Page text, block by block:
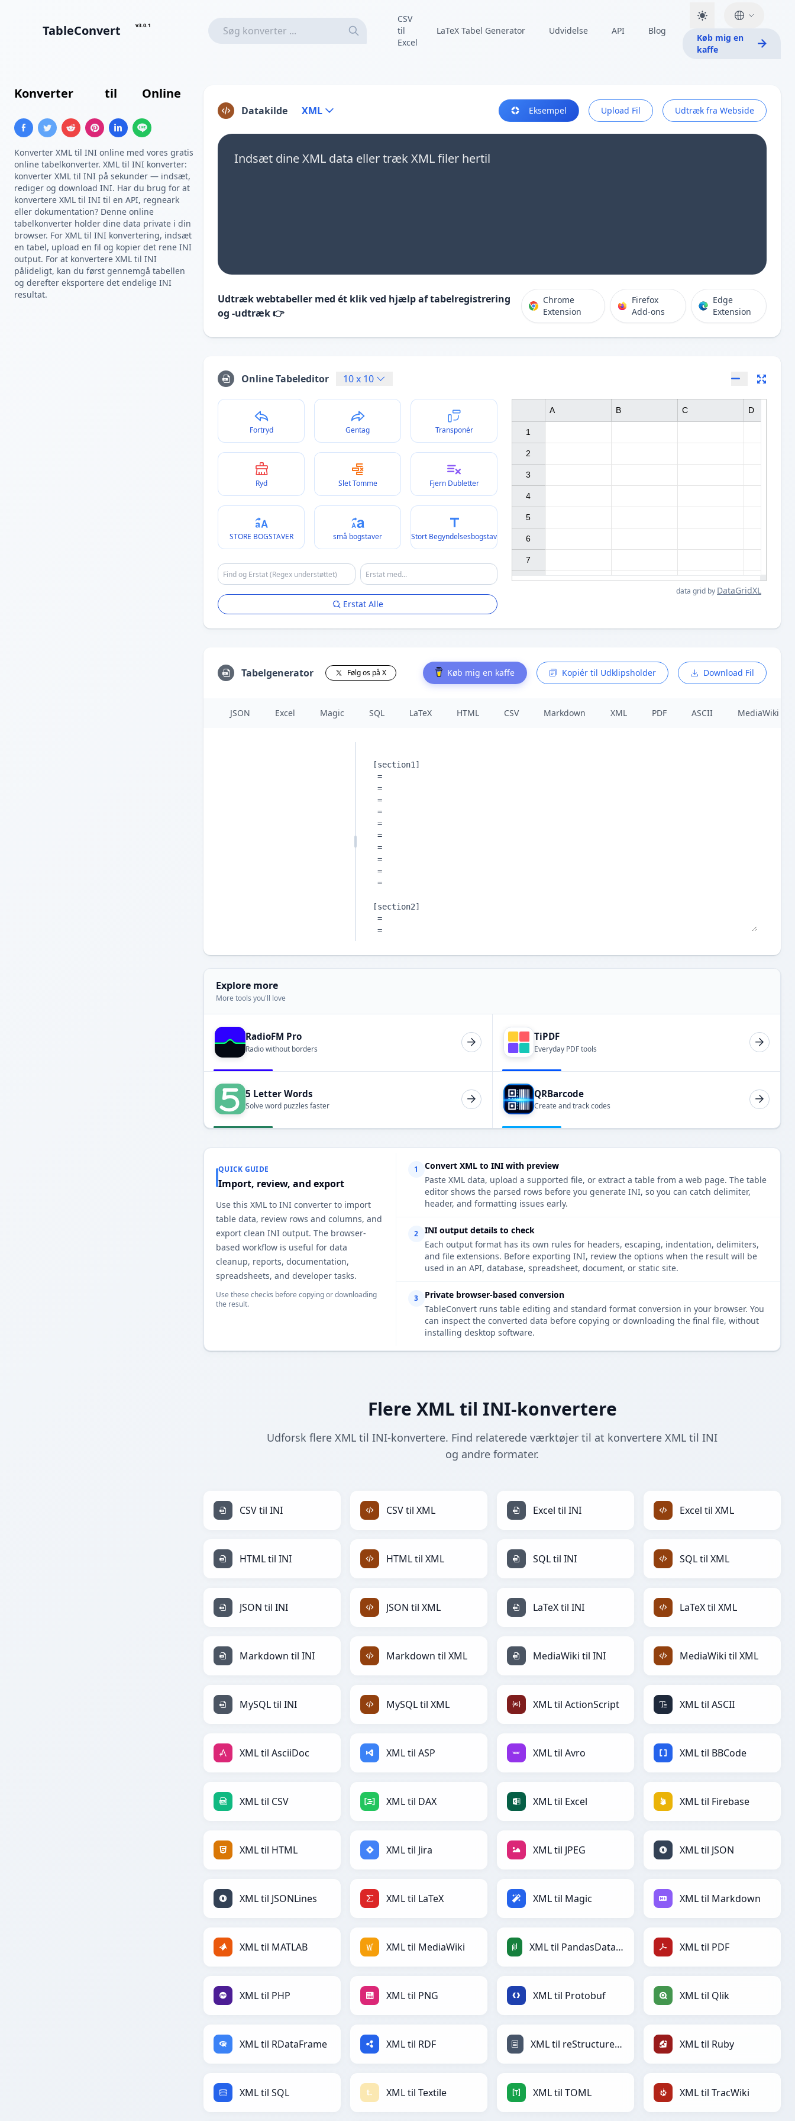
TableConvert v3.0.1
CSV
til
Excel
LaTeX Tabel Generator Udvidelse API Blog
Køb mig en
kaffe
Konverter til Online
Konverter XML til INI online med vores gratis
online tabelkonverter. XML til INI konverter:
konverter XML til INI på sekunder — indsæt,
rediger og download INI. Har du brug for at
konvertere XML til INI til en API, regneark
eller dokumentation? Denne online
tabelkonverter holder dine data private i din
browser. For XML til INI konvertering, indsæt
en tabel, upload en fil og kopier det rene INI
output. For at konvertere XML til INI
pålideligt, kan du først gennemgå tabellen
og derefter eksportere det endelige INI
resultat.
Datakilde XML Eksempel Upload Fil Udtræk fra Webside
Indsæt dine XML data eller træk XML filer hertil
Udtræk webtabeller med ét klik ved hjælp af tabelregistrering
og -udtræk 👉
Chrome
Extension
Firefox
Add-ons
Edge
Extension
Online Tabeleditor 10x 10
Fortryd Gentag Transponér
Ryd Slet Tomme Fjern Dubletter
STORE BOGSTAVER små bogstaver Stort Begyndelsesbogstav
Erstat Alle
data grid by DataGridXL
1
2
3
4
5
6
7
A B C D
Tabelgenerator Følg os på X Køb mig en kaffe Kopiér til Udklipsholder Download Fil
JSON Excel Magic SQL LaTeX HTML CSV Markdown XML PDF ASCII MediaWiki
Explore more
More tools you'll love
RadioFM Pro
Radio without borders
TiPDF
Everyday PDF tools
5 Letter Words
Solve word puzzles faster
QRBarcode
Create and track codes
QUICK GUIDE
Import, review, and export
Use this XML to INI converter to import
table data, review rows and columns, and
export clean INI output. The browser-
based workflow is useful for data
cleanup, reports, documentation,
spreadsheets, and developer tasks.
Use these checks before copying or downloading
the result.
1
Convert XML to INI with preview
Paste XML data, upload a supported file, or extract a table from a web page. The table
editor shows the parsed rows before you generate INI, so you can catch delimiter,
header, and formatting issues early.
2
INI output details to check
Each output format has its own rules for headers, escaping, indentation, delimiters,
and file extensions. Before exporting INI, review the options when the result will be
used in an API, database, spreadsheet, document, or static site.
3
Private browser-based conversion
TableConvert runs table editing and standard format conversion in your browser. You
can inspect the converted data before copying or downloading the final file, without
installing desktop software.
Flere XML til INI-konvertere
Udforsk flere XML til INI-konvertere. Find relaterede værktøjer til at konvertere XML til INI
og andre formater.
CSV til INI CSV til XML Excel til INI Excel til XML
HTML til INI HTML til XML SQL til INI SQL til XML
JSON til INI JSON til XML LaTeX til INI LaTeX til XML
Markdown til INI Markdown til XML MediaWiki til INI MediaWiki til XML
MySQL til INI MySQL til XML XML til ActionScript XML til ASCII
XML til AsciiDoc XML til ASP XML til Avro XML til BBCode
XML til CSV XML til DAX XML til Excel XML til Firebase
XML til HTML XML til Jira XML til JPEG XML til JSON
XML til JSONLines XML til LaTeX XML til Magic XML til Markdown
XML til MATLAB XML til MediaWiki XML til PandasDataFrame XML til PDF
XML til PHP XML til PNG XML til Protobuf XML til Qlik
XML til RDataFrame XML til RDF XML til reStructuredText XML til Ruby
XML til SQL XML til Textile XML til TOML XML til TracWiki